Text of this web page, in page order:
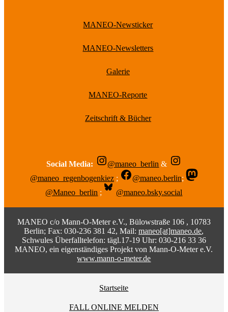
MANEO-Newsticker
MANEO-Newsletters
Galerie
MANEO-Reporte
Zeitschrift & Bücher
Social Media: @maneo_berlin &
@maneo_regenbogenkiez ; @maneo.berlin;
@Maneo_berlin ; @maneo.bsky.social
MANEO c/o Mann-O-Meter e.V., Bülowstraße 106 , 10783
Berlin; Fax: 030-236 381 42, Mail:maneo[at]maneo.de,
Schwules Überfalltelefon: tägl.17-19 Uhr: 030-216 33 36
MANEO, ein eigenständiges Projekt von Mann-O-Meter e.V.
www.mann-o-meter.de
Startseite
FALL ONLINE MELDEN